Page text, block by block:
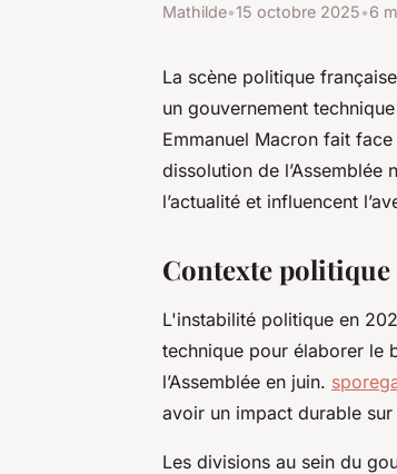
Mathilde•15 octobre 2025•6
La scène politique
un gouvernement
Emmanuel Macron fait
dissolution de
l’actualité et influencent
Contexte politique
L'instabilité politique en
technique pour élaborer le
l’Assemblée en juin.
avoir un impact durable
Les divisions au sein du